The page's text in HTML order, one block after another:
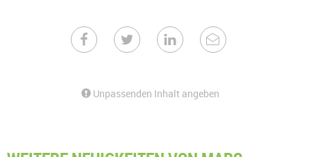
Unpassenden Inhalt angeben